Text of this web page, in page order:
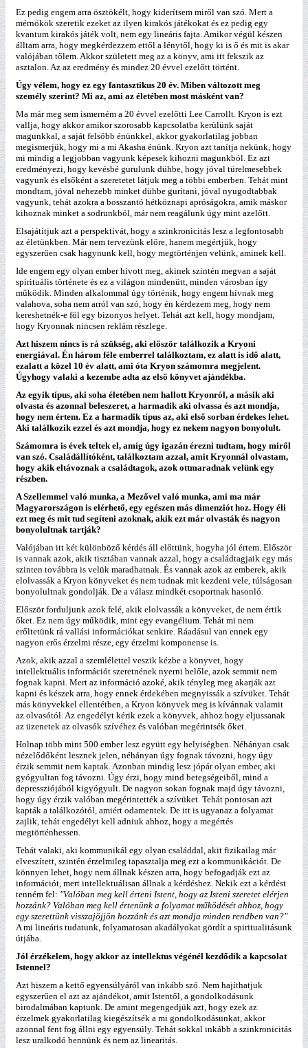
Ez pedig engem arra ösztökélt, hogy kiderítsem miről van szó. Mert a
mérnökök szeretik ezeket az ilyen kirakós játékokat és ez pedig egy
kvantum kirakós játék volt, nem egy lineáris fajta. Amikor végül készen
álltam arra, hogy megkérdezzem ettől a lénytől, hogy ki is ő és mit is akar
valójában tőlem. Akkor született meg az a könyv, ami itt fekszik az
asztalon. Az az eredmény és mindez 20 évvel ezelőtt történt.
Úgy vélem, hogy ez egy fantasztikus 20 év. Miben változott meg
személy szerint? Mi az, ami az életében most másként van?
Ma már meg sem ismerném a 20 évvel ezelőtti Lee Carrollt. Kryon is ezt
vallja, hogy akkor amikor szorosabb kapcsolatba kerülünk saját
magunkkal, a saját felsőbb énünkkel, akkor gyakorlatilag jobban
megismerjük, hogy mi a mi Akasha énünk. Kryon azt tanítja nekünk, hogy
mi mindig a legjobban vagyunk képesek kihozni magunkból. Ez azt
eredményezi, hogy kevésbé gurulunk dühbe, hogy jóval türelmesebbek
vagyunk és elsőként a szeretetet látjuk meg a többi emberben. Tehát mint
mondtam, jóval nehezebb minket dühbe gurítani, jóval nyugodtabbak
vagyunk, tehát azokra a bosszantó hétköznapi apróságokra, amik máskor
kihoznak minket a sodrunkból, már nem reagálunk úgy mint azelőtt.
Elsajátítjuk azt a perspektívát, hogy a szinkronicitás lesz a legfontosabb
az életünkben. Már nem tervezünk előre, hanem megértjük, hogy
egyszerűen csak hagynunk kell, hogy megtörténjen velünk, aminek kell.
Ide engem egy olyan ember hívott meg, akinek szintén megvan a saját
spirituális története és ez a világon mindenütt, minden városban így
működik. Minden alkalommal úgy történik, hogy engem hívnak meg
valahova, soha nem arról van szó, hogy én kérdezem meg, hogy nem
kereshetnék-e föl egy bizonyos helyet. Tehát azt kell, hogy mondjam,
hogy Kryonnak nincsen reklám részlege.
Azt hiszem nincs is rá szükség, aki először találkozik a Kryoni
energiával. Én három féle emberrel találkoztam, ez alatt is idő alatt,
ezalatt a közel 10 év alatt, ami óta Kryon számomra megjelent.
Úgyhogy valaki a kezembe adta az első könyvet ajándékba.
Az egyik típus, aki soha életében nem hallott Kryonról, a másik aki
olvasta és azonnal beleszeret, a harmadik aki olvassa és azt mondja,
hogy nem értem. Ez a harmadik típus az, aki első sorban érdekes lehet.
Aki találkozik ezzel és azt mondja, hogy ez nekem nagyon bonyolult.
Számomra is évek teltek el, amíg úgy igazán érezni tudtam, hogy miről
van szó. Családállítóként, találkoztam azzal, amit Kryonnál olvastam,
hogy akik eltávoznak a családtagok, azok ottmaradnak velünk egy
részben.
A Szellemmel való munka, a Mezővel való munka, ami ma már
Magyarországon is elérhető, egy egészen más dimenziót hoz. Hogy éli
ezt meg és mit tud segíteni azoknak, akik ezt már olvasták és nagyon
bonyolultnak tartják?
Valójában itt két különböző kérdés áll előttünk, hogyha jól értem. Először
is vannak azok, akik tisztában vannak azzal, hogy a családtagjaik egy más
szinten továbbra is velük maradhatnak. És vannak azok az emberek, akik
elolvassák a Kryon könyveket és nem tudnak mit kezdeni vele, túlságosan
bonyolultnak gondolják. De a válasz mindkét csoportnak hasonló.
Először forduljunk azok felé, akik elolvassák a könyveket, de nem értik
őket. Ez nem úgy működik, mint egy evangélium. Tehát mi nem
erőltetünk rá vallási információkat senkire. Ráadásul van ennek egy
nagyon erős érzelmi része, egy érzelmi komponense is.
Azok, akik azzal a szemlélettel veszik kézbe a könyvet, hogy
intellektuális információt szeretnének nyerni belőle, azok semmit nem
fognak kapni. Mert az információ azoké, akik tényleg meg akarják azt
kapni és készek arra, hogy ennek érdekében megnyissák a szívüket. Tehát
más könyvekkel ellentétben, a Kryon könyvek meg is kívánnak valamit
az olvasótól. Az engedélyt kérik ezek a könyvek, ahhoz hogy eljussanak
az üzenetek az olvasók szívéhez és valóban megérintsék őket.
Holnap több mint 500 ember lesz együtt egy helyiségben. Néhányan csak
nézelődőként lesznek jelen, néhányan úgy fognak távozni, hogy úgy
érzik semmit nem kaptak. Azonban mindig lesz jópár olyan ember, aki
gyógyultan fog távozni. Úgy érzi, hogy mind betegségeiből, mind a
depressziójából kigyógyult. De nagyon sokan fognak majd úgy távozni,
hogy úgy érzik valóban megérintették a szívüket. Tehát pontosan azt
kapták a találkozótól, amiért odamentek. De itt is ugyanaz a folyamat
zajlik, tehát engedélyt kell adniuk ahhoz, hogy a megértés
megtörténhessen.
Tehát valaki, aki kommunikál egy olyan családdal, akit fizikailag már
elveszített, szintén érzelmileg tapasztalja meg ezt a kommunikációt. De
könnyen lehet, hogy nem állnak készen arra, hogy befogadják ezt az
információt, mert intellektuálisan állnak a kérdéshez. Nekik ezt a kérdést
tenném fel: "Valóban meg kell érteni Istent, hogy az Isteni szeretet elérjen
hozzánk? Valóban meg kell értenünk a folyamat működését ahhoz, hogy
egy szerettünk visszajöjjön hozzánk és azt mondja minden rendben van?"
A mi lineáris tudatunk, folyamatosan akadályokat gördít a spiritualitásunk
útjába.
Jól érzékelem, hogy akkor az intellektus végénél kezdődik a kapcsolat
Istennel?
Azt hiszem a kettő egyensúlyáról van inkább szó. Nem hajíthatjuk
egyszerűen el azt az ajándékot, amit Istentől, a gondolkodásunk
birodalmában kaptunk. De amint megengedjük azt, hogy ezek az
érzelmek gyakorlatilag kiegészítsék a mi gondolkodásunkat, akkor
azonnal fent fog állni egy egyensúly. Tehát sokkal inkább a szinkronicitás
lesz uralkodó bennünk és nem az linearitás.